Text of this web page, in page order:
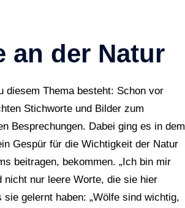
an der Natur
diesem Thema besteht: Schon vor
Stichworte und Bilder zum
Besprechungen. Dabei ging es in dem
Gespür für die Wichtigkeit der Natur
beitragen, bekommen. „Ich bin mir
nicht nur leere Worte, die sie hier
gelernt haben: „Wölfe sind wichtig,